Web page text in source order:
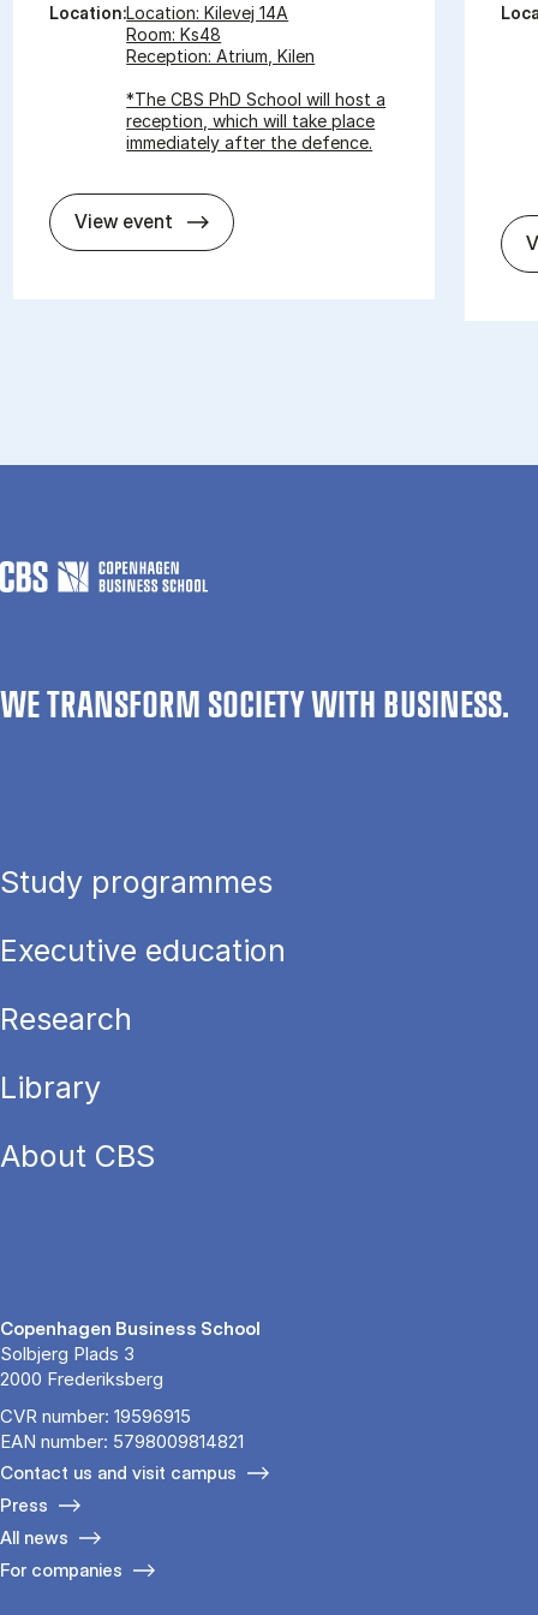
Location:Location: Kilevej 14A
Room: Ks48
Reception: Atrium, Kilen
*The CBS PhD School will host a
reception, which will take place
immediately after the defence.
View event In­vit­a­tion for PhD De­fence -
WE TRANSFORM SOCIETY WITH BUSINESS.
Study programmes
Executive education
Research
Library
About CBS
Copenhagen Business School
Solbjerg Plads 3
2000 Frederiksberg
CVR number: 19596915
EAN number: 5798009814821
Contact us and visit campus
Press
All news
For companies